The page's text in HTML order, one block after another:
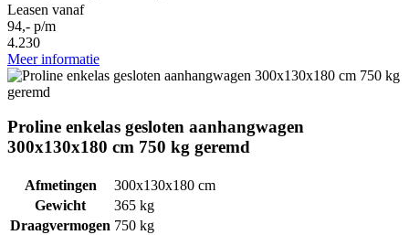
Leasen vanaf
94,- p/m
4.230
Meer informatie
Proline enkelas gesloten aanhangwagen
300x130x180 cm 750 kg geremd
Afmetingen
300x130x180 cm
Gewicht
365 kg
Draagvermogen 750 kg